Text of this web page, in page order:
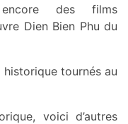
des films
Dien Bien Phu du
tournés au
voici d’autres